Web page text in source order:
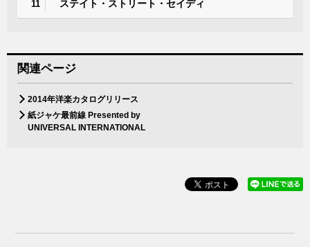
11 ステイト・ストリート・セイディ
関連ページ
2014年洋楽カタログリリース
紙ジャケ最前線 Presented by
UNIVERSAL INTERNATIONAL